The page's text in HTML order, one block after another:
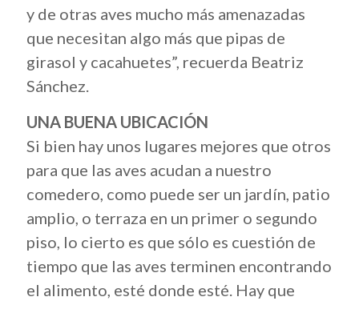
y de otras aves mucho más amenazadas
que necesitan algo más que pipas de
girasol y cacahuetes”, recuerda Beatriz
Sánchez.
UNA BUENA UBICACIÓN
Si bien hay unos lugares mejores que otros
para que las aves acudan a nuestro
comedero, como puede ser un jardín, patio
amplio, o terraza en un primer o segundo
piso, lo cierto es que sólo es cuestión de
tiempo que las aves terminen encontrando
el alimento, esté donde esté. Hay que